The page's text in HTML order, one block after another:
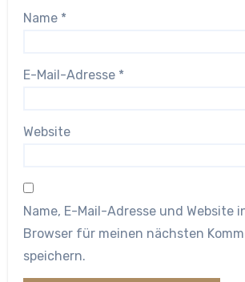
Name *
E-Mail-Adresse *
Website
Name, E-Mail-Adresse und Website
Browser für meinen nächsten
speichern.